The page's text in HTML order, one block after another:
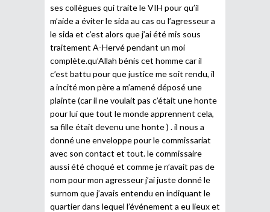
ses collègues qui traite le VIH pour qu’il
m’aide a éviter le sida au cas ou l’agresseur a
le sida et c’est alors que j’ai été mis sous
traitement A-Hervé pendant un moi
complète.qu’Allah bénis cet homme car il
c’est battu pour que justice me soit rendu, il
a incité mon père a m’amené déposé une
plainte (car il ne voulait pas c’était une honte
pour lui que tout le monde apprennent cela,
sa fille était devenu une honte ) . il nous a
donné une enveloppe pour le commissariat
avec son contact et tout. le commissaire
aussi été choqué et comme je n’avait pas de
nom pour mon agresseur j’ai juste donné le
surnom que j’avais entendu en indiquant le
quartier dans lequel l’événement a eu lieux et